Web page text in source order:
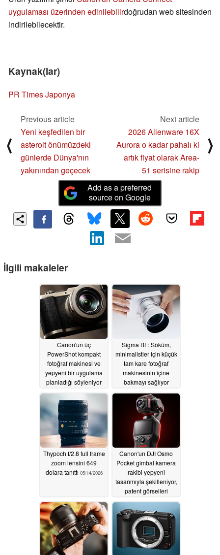
uygulaması üzerinden edinilebilirdoğrudan web sitesinden
indirilebilecektir.
Kaynak(lar)
PR Times Japonya
⟨
Previous article
Yeni keşfedilen bir
asteroit önümüzdeki
günlerde Dünya'nın
yakınından geçecek
Next article
2026 Alienware 16X
Aurora o kadar pahalı ki
artık fiyat olarak Area-
51 serisine rakip
⟩
Add as a preferred
source on Google
İlgili makaleler
Canon'un üç
PowerShot kompakt
fotoğraf makinesi ve
yepyeni bir uygulama
planladığı söyleniyor
06/02/2026
Sigma BF: Söküm,
minimalistler için küçük
tam kare fotoğraf
makinesinin içine
bakmayı sağlıyor
05/15/2026
Thypoch f/2.8 full frame
zoom lensini 649
dolara tanıttı 05/14/2026
Canon'un DJI Osmo
Pocket gimbal kamera
rakibi yepyeni
tasarımıyla şekilleniyor,
patent görselleri
05/01/2026